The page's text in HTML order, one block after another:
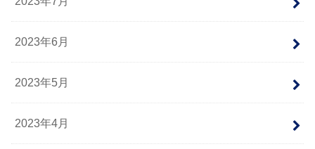
2023年6月
2023年5月
2023年4月